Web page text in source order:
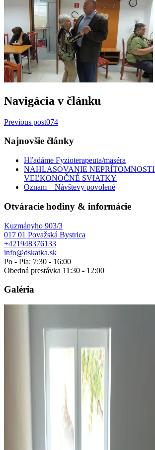
Navigácia v článku
Previous post074
Najnovšie články
Hľadáme Fyzioterapeuta/maséra
NAHLASOVANIE
VEĽKONOČNÉ SVIATKY
Oznam – Návštevy povolené
Otváracie hodiny & informácie
Kuzmányho 903/3
017 01 Považská Bystrica
+421948376133
info@dskatka.sk
Po - Pia: 7:30 - 16:00
Obedná prestávka 11:30 - 12:00
Galéria